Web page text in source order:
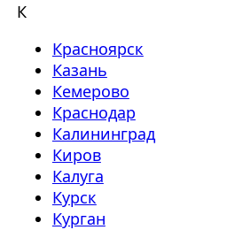
К
Красноярск
Казань
Кемерово
Краснодар
Калининград
Киров
Калуга
Курск
Курган